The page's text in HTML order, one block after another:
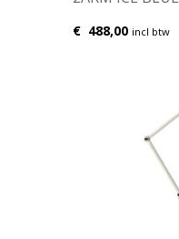
€ 488,00 incl btw